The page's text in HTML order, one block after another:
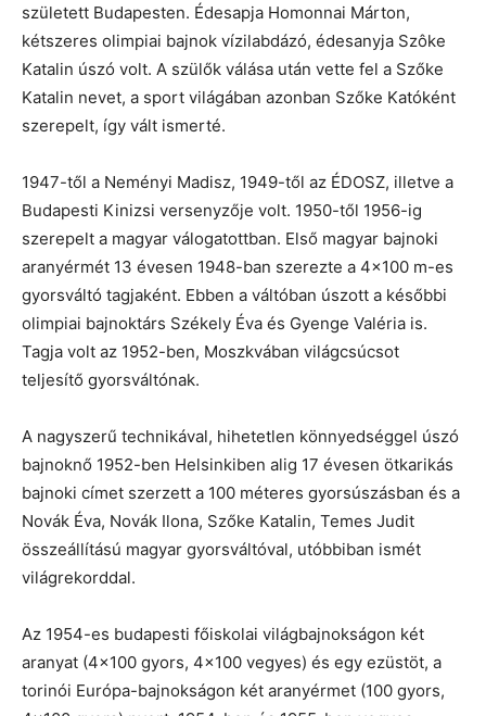
született Budapesten. Édesapja Homonnai Márton,
kétszeres olimpiai bajnok vízilabdázó, édesanyja Szôke
Katalin úszó volt. A szülők válása után vette fel a Szőke
Katalin nevet, a sport világában azonban Szőke Katóként
szerepelt, így vált ismerté.
1947-től a Neményi Madisz, 1949-től az ÉDOSZ, illetve a
Budapesti Kinizsi versenyzője volt. 1950-től 1956-ig
szerepelt a magyar válogatottban. Első magyar bajnoki
aranyérmét 13 évesen 1948-ban szerezte a 4×100 m-es
gyorsváltó tagjaként. Ebben a váltóban úszott a későbbi
olimpiai bajnoktárs Székely Éva és Gyenge Valéria is.
Tagja volt az 1952-ben, Moszkvában világcsúcsot
teljesítő gyorsváltónak.
A nagyszerű technikával, hihetetlen könnyedséggel úszó
bajnoknő 1952-ben Helsinkiben alig 17 évesen ötkarikás
bajnoki címet szerzett a 100 méteres gyorsúszásban és a
Novák Éva, Novák Ilona, Szőke Katalin, Temes Judit
összeállítású magyar gyorsváltóval, utóbbiban ismét
világrekorddal.
Az 1954-es budapesti főiskolai világbajnokságon két
aranyat (4×100 gyors, 4×100 vegyes) és egy ezüstöt, a
torinói Európa-bajnokságon két aranyérmet (100 gyors,